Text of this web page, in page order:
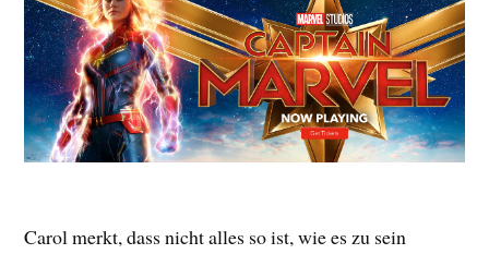
Carol merkt, dass nicht alles so ist, wie es zu sein